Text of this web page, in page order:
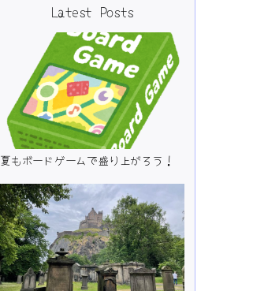
Latest Posts
夏もボードゲームで盛り上がろう！